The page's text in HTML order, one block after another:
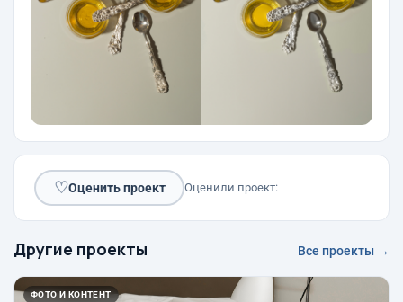
♡Оценить проект Оценили проект:
Другие проекты Все проекты →
ФОТО И КОНТЕНТ